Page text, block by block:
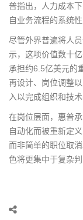
普指出，人力成本
自业务流程的系统性
尽管外界普遍将人
示，这项价值数十
承担约6.5亿美元的
再设计、岗位调整
入以完成组织和技
在岗位层面，惠普
自动化而被重新定
而非简单的职位取
色将更集中于复杂